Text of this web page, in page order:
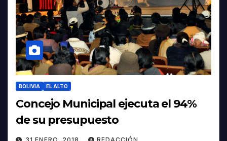
BOLIVIA EL ALTO
Concejo Municipal ejecuta el 94%
de su presupuesto